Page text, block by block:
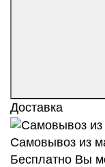
Доставка
Самовывоз из
Бесплатно Вы